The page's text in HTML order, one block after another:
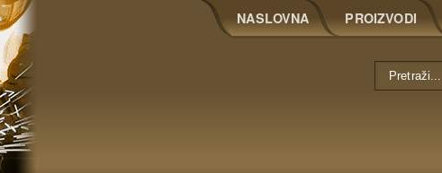
NASLOVNA PROIZVODI